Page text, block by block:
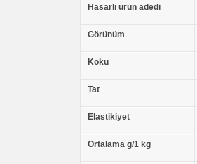
Hasarlı ürün adedi
Görünüm
Koku
Tat
Elastikiyet
Ortalama g/1 kg